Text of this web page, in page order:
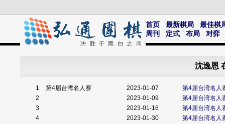
首页 最新棋局
最佳棋
周刊
定式 布局 对弈
沈逸恩
1 第4届台湾名人赛 2023-01-07
第4届台湾名人
2
2023-01-09
第4届台湾名人
3
2023-01-16
第4届台湾名人
4
2023-01-30
第4届台湾名人